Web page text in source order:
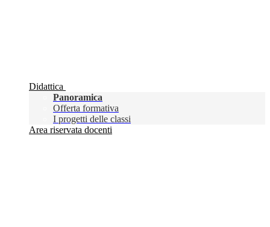
Didattica
Panoramica
Offerta formativa
I progetti delle classi
Area riservata docenti